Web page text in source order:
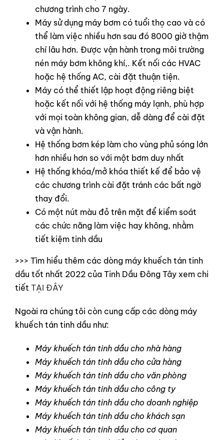
chương trình cho 7 ngày.
Máy sử dụng máy bơm có tuổi thọ cao và có
thể làm việc nhiều hơn sau đó 8000 giờ thậm
chí lâu hơn. Được vận hành trong môi trường
nén máy bơm không khí,. Kết nối các HVAC
hoặc hệ thống AC, cài đặt thuận tiện.
Máy có thể thiết lập hoạt động riêng biệt
hoặc kết nối với hệ thống máy lạnh, phù hợp
với mọi toàn không gian, dễ dàng để cài đặt
và vận hành.
Hệ thống bơm kép làm cho vùng phủ sóng lớn
hơn nhiều hơn so với một bơm duy nhất
Hệ thống khóa/mở khóa thiết kế để bảo vệ
các chương trình cài đặt tránh các bất ngờ
thay đổi.
Có một nút màu đỏ trên mặt để kiểm soát
các chức năng làm việc hay không, nhằm
tiết kiệm tinh dầu
>>> Tìm hiểu thêm các dòng máy khuếch tán tinh
dầu tốt nhất 2022 của Tinh Dầu Đông Tây xem chi
tiết TẠI ĐÂY
Ngoài ra chúng tôi còn cung cấp các dòng máy
khuếch tán tinh dầu như:
Máy khuếch tán tinh dầu cho nhà hàng
Máy khuếch tán tinh dầu cho cửa hàng
Máy khuếch tán tinh dầu cho văn phòng
Máy khuếch tán tinh dầu cho công ty
Máy khuếch tán tinh dầu cho doanh nghiệp
Máy khuếch tán tinh dầu cho khách sạn
Máy khuếch tán tinh dầu cho cơ quan